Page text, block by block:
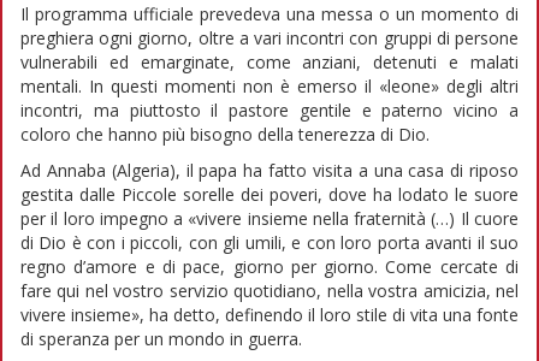
Il programma ufficiale prevedeva una messa o un momento di
preghiera ogni giorno, oltre a vari incontri con gruppi di persone
vulnerabili ed emarginate, come anziani, detenuti e malati
mentali. In questi momenti non è emerso il «leone» degli altri
incontri, ma piuttosto il pastore gentile e paterno vicino a
coloro che hanno più bisogno della tenerezza di Dio.
Ad Annaba (Algeria), il papa ha fatto visita a una casa di riposo
gestita dalle Piccole sorelle dei poveri, dove ha lodato le suore
per il loro impegno a «vivere insieme nella fraternità (…) Il cuore
di Dio è con i piccoli, con gli umili, e con loro porta avanti il suo
regno d’amore e di pace, giorno per giorno. Come cercate di
fare qui nel vostro servizio quotidiano, nella vostra amicizia, nel
vivere insieme», ha detto, definendo il loro stile di vita una fonte
di speranza per un mondo in guerra.